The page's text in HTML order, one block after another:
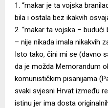
1. “makar je ta vojska
bila i ostala bez ikakvih
2. “makar ta vojska –
– nije nikada imala nikakvih
Isto tako, čini mi se (davno
da je možda Memorandum
komunističkim pisanijama
svaki svjesni Hrvat između
istinu jer ima dosta